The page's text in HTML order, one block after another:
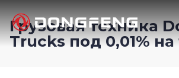
Грузовая техника
Trucks под 0,01%